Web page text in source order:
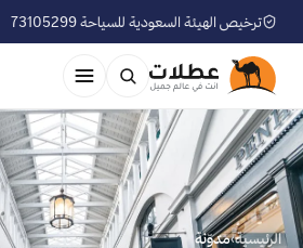
ترخيص الهيئة السعودية للسياحة 73105299
الرئيسية›مدوّنة